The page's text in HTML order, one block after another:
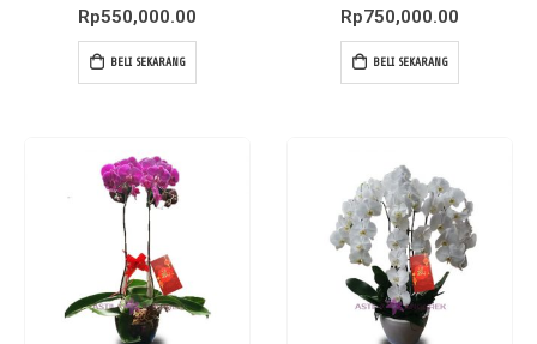
0out of 5
Rp550,000.00
BELI SEKARANG
0out of 5
Rp750,000.00
BELI SEKARANG